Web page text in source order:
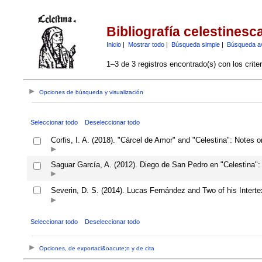
Bibliografía
Inicio| Mostrar todo| Búsqueda simple| Búsqueda
1–3 de 3 registros encontrado(s) con los
Opciones de búsqueda y visualización
Seleccionar todo Deseleccionar todo
Corfis, I. A. (2018). "Cárcel de Amor" and "Celestina": Notes
Saguar García, A. (2012). Diego de San Pedro en
Severin, D. S. (2014). Lucas Fernández and Two of his
Seleccionar todo Deseleccionar todo
Opciones, de exportaci&oacute;n y de cita